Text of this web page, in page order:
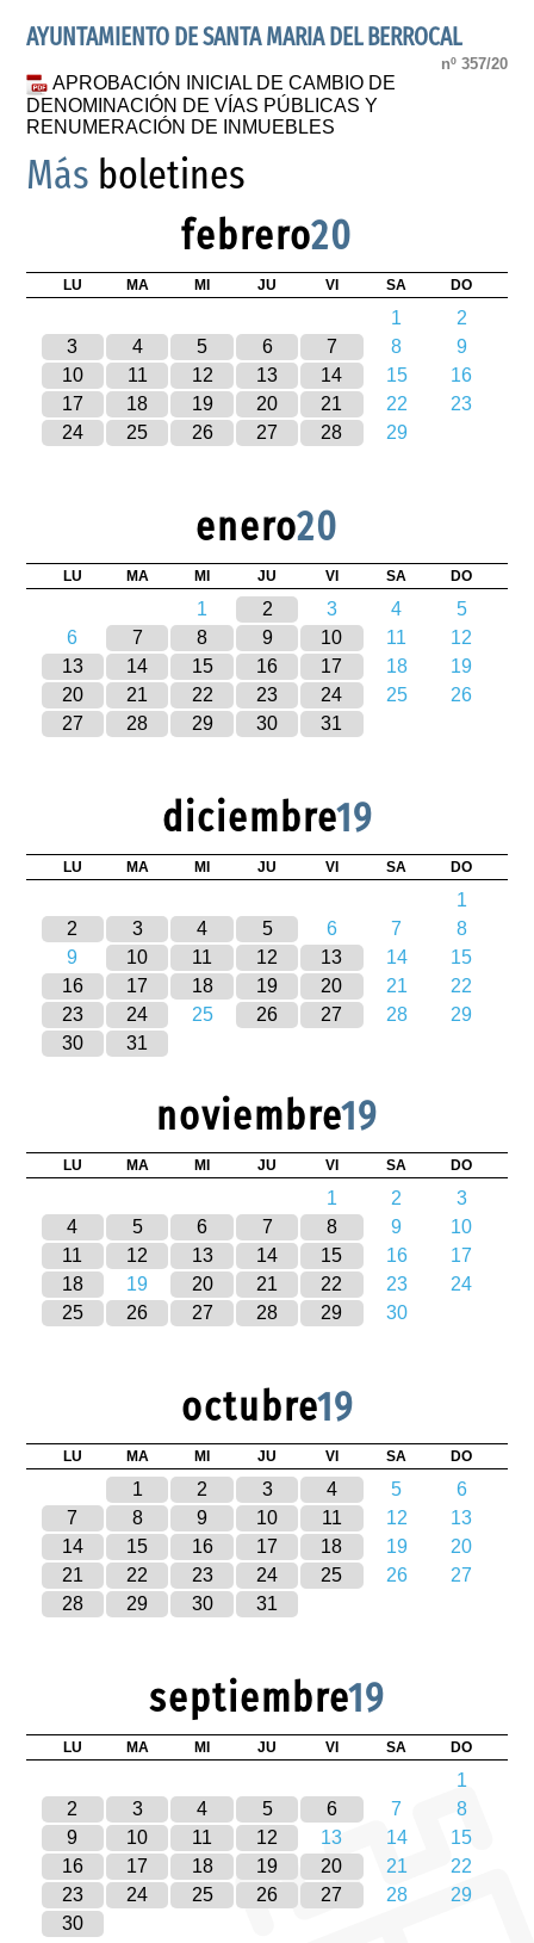
AYUNTAMIENTO DE SANTA MARIA DEL BERROCAL
nº 357/20
APROBACIÓN INICIAL DE CAMBIO DE
DENOMINACIÓN DE VÍAS PÚBLICAS Y
RENUMERACIÓN DE INMUEBLES
Más boletines
febrero20
LU MA MI JU VI SA DO
1
2
3
4 5 6 7 8
9
10
11 12 13 14 15
16
17
18 19 20 21 22
23
24
25 26 27 28 29
enero20
LU MA MI JU VI SA DO
1 2 3 4
5
6
7 8 9 10 11
12
13
14 15 16 17 18
19
20
21 22 23 24 25
26
27
28 29 30 31
diciembre19
LU MA MI JU VI SA DO
1
2
3 4 5 6 7
8
9
10 11 12 13 14
15
16
17 18 19 20 21
22
23
24 25 26 27 28
29
30
31
noviembre19
LU MA MI JU VI SA DO
1 2
3
4
5 6 7 8 9
10
11
12 13 14 15 16
17
18
19 20 21 22 23
24
25
26 27 28 29 30
octubre19
LU MA MI JU VI SA DO
1 2 3 4 5
6
7
8 9 10 11 12
13
14
15 16 17 18 19
20
21
22 23 24 25 26
27
28
29 30 31
septiembre19
LU MA MI JU VI SA DO
1
2
3 4 5 6 7
8
9
10 11 12 13 14
15
16
17 18 19 20 21
22
23
24 25 26 27 28
29
30